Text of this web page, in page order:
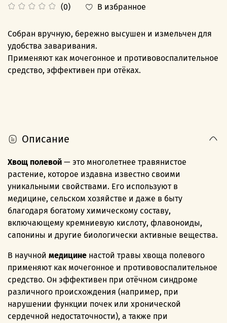
(0) В избранное
Собран вручную, бережно высушен и измельчен для
удобства заваривания.
Применяют как мочегонное и противовоспалительное
средство, эффективен при отёках.
Описание
Хвощ полевой — это многолетнее травянистое
растение, которое издавна известно своими
уникальными свойствами. Его используют в
медицине, сельском хозяйстве и даже в быту
благодаря богатому химическому составу,
включающему кремниевую кислоту, флавоноиды,
сапонины и другие биологически активные вещества.
В научной медицине настой травы хвоща полевого
применяют как мочегонное и противовоспалительное
средство. Он эффективен при отёчном синдроме
различного происхождения (например, при
нарушении функции почек или хронической
сердечной недостаточности), а также при